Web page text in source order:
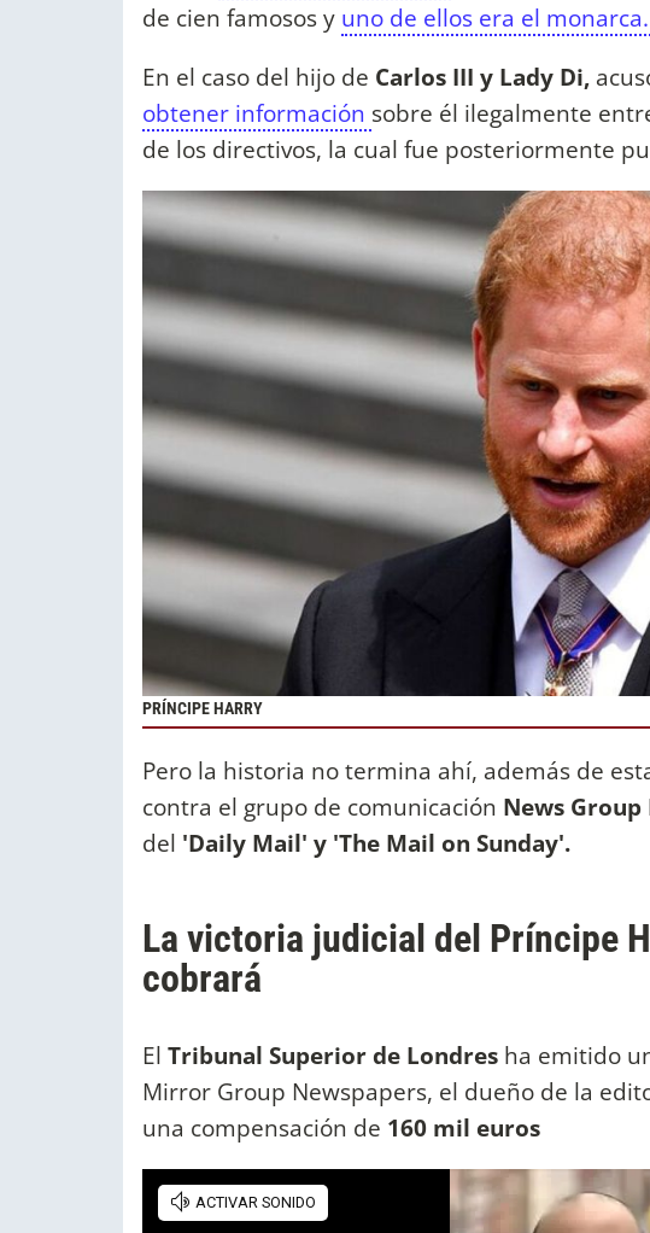
de cien famosos y uno de ellos era el monarca.
En el caso del hijo de Carlos III y Lady Di,
obtener información sobre él ilegalmente
de los directivos, la cual fue posteriormente
PRÍNCIPE HARRY
Pero la historia no termina ahí, además de
contra el grupo de comunicación News
del 'Daily Mail' y 'The Mail on Sunday'.
La victoria judicial del Príncipe
cobrará
El Tribunal Superior de Londres ha emitido
Mirror Group Newspapers, el dueño de la
una compensación de 160 mil euros